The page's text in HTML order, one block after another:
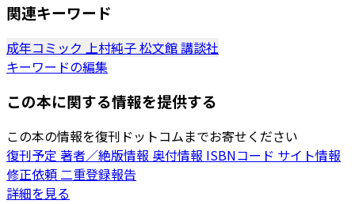
関連キーワード
成年コミック 上村純子松文館講談社
キーワードの編集
この本に関する情報を提供する
この本の情報を復刊ドットコムまでお寄せください
復刊予定 著者／絶版情報 奥付情報 ISBNコード サイト情報
修正依頼二重登録報告
詳細を見る